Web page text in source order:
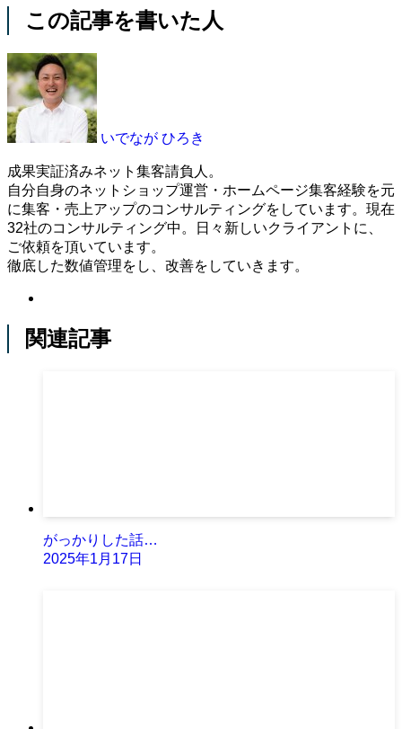
この記事を書いた人
いでなが ひろき
成果実証済みネット集客請負人。
自分自身のネットショップ運営・ホームページ集客経験を元
に集客・売上アップのコンサルティングをしています。現在
32社のコンサルティング中。日々新しいクライアントに、
ご依頼を頂いています。
徹底した数値管理をし、改善をしていきます。
関連記事
がっかりした話…
2025年1月17日